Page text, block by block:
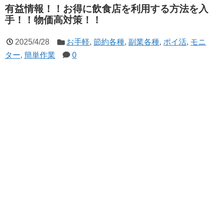
有益情報！！お得に飲食店を利用する方法を入
手！！物価高対策！！
2025/4/28 お手軽,節約各種,副業各種, ポイ活, モニ
ター, 簡単作業 0